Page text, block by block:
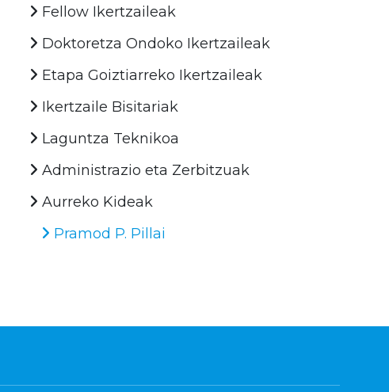
Fellow Ikertzaileak
Doktoretza Ondoko Ikertzaileak
Etapa Goiztiarreko Ikertzaileak
Ikertzaile Bisitariak
Laguntza Teknikoa
Administrazio eta Zerbitzuak
Aurreko Kideak
Pramod P. Pillai